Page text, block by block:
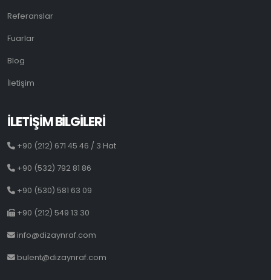
Referanslar
Fuarlar
Blog
İletişim
İLETİŞİM BİLGİLERİ
+90 (212) 671 45 46 / 3 Hat
+90 (532) 792 81 86
+90 (530) 581 63 09
+90 (212) 549 13 30
info@dizaynraf.com
bulent@dizaynraf.com